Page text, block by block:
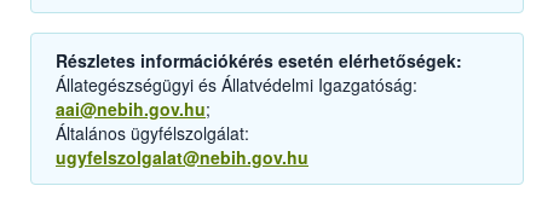
Részletes információkérés esetén elérhetőségek:
Állategészségügyi és Állatvédelmi Igazgatóság:
aai@nebih.gov.hu;
Általános ügyfélszolgálat:
ugyfelszolgalat@nebih.gov.hu